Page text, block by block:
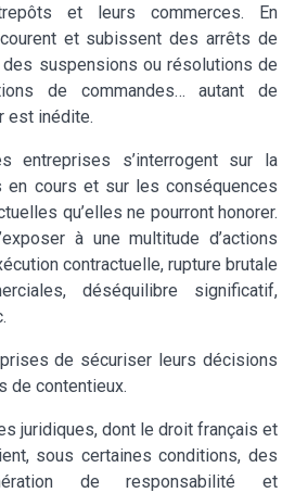
et leurs commerces. En
et subissent des arrêts de
suspensions ou résolutions de
de commandes… autant de
est inédite.
entreprises s’interrogent sur la
en cours et sur les conséquences
qu’elles ne pourront honorer.
à une multitude d’actions
contractuelle, rupture brutale
déséquilibre significatif,
de sécuriser leurs décisions
de contentieux.
juridiques, dont le droit français et
sous certaines conditions, des
de responsabilité et